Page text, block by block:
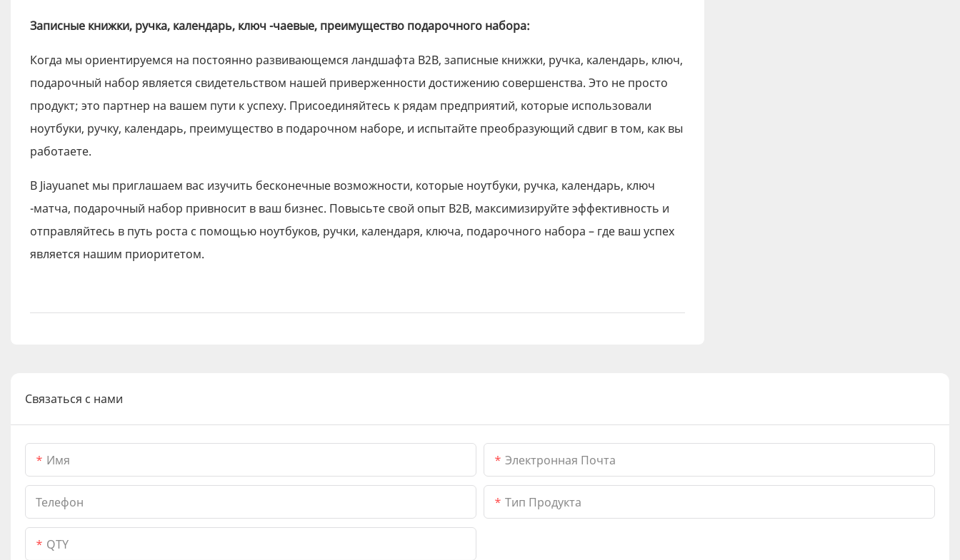
Записные книжки, ручка, календарь, ключ -чаевые, преимущество подарочного набора:
Когда мы ориентируемся на постоянно развивающемся ландшафта B2B, записные книжки, ручка, календарь, ключ,
подарочный набор является свидетельством нашей приверженности достижению совершенства. Это не просто
продукт; это партнер на вашем пути к успеху. Присоединяйтесь к рядам предприятий, которые использовали
ноутбуки, ручку, календарь, преимущество в подарочном наборе, и испытайте преобразующий сдвиг в том, как вы
работаете.
В Jiayuanet мы приглашаем вас изучить бесконечные возможности, которые ноутбуки, ручка, календарь, ключ
-матча, подарочный набор привносит в ваш бизнес. Повысьте свой опыт B2B, максимизируйте эффективность и
отправляйтесь в путь роста с помощью ноутбуков, ручки, календаря, ключа, подарочного набора – где ваш успех
является нашим приоритетом.
Связаться с нами
Имя Электронная Почта
Телефон Тип Продукта
QTY